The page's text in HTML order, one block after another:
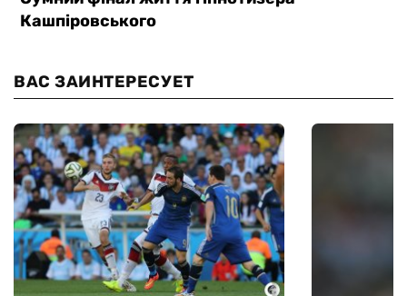
ВАС ЗАИНТЕРЕСУЕТ